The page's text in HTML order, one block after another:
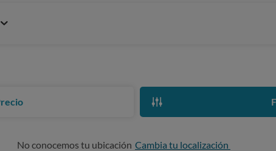
No conocemos tu ubicación Cambia tu localización